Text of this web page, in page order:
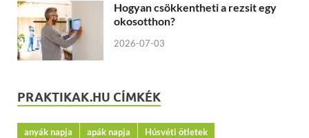
Hogyan csökkentheti a rezsit egy
okosotthon?
2026-07-03
PRAKTIKAK.HU CÍMKÉK
anyák napja apák napja
Húsvéti ötletek